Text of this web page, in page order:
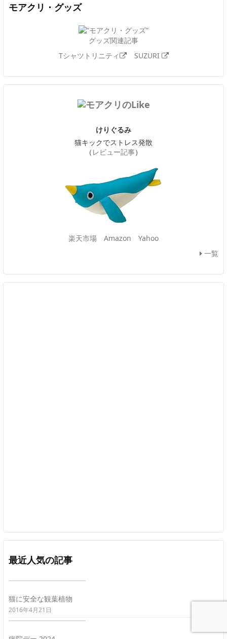
モアクリ・グッズ
グッズ関連記事
Tシャツトリニティ
SUZURI
けりぐるみ
猫キックでストレス発散
（ レビュー記事）
楽天市場 Amazon
Yahoo
一覧
最近人気の記事
猫に安全な観葉植物
2016年4月21日